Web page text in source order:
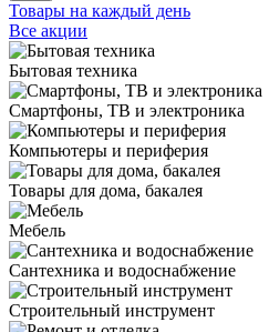
Товары на каждый день
Все акции
Бытовая техника
Смартфоны, ТВ и электроника
Компьютеры и периферия
Товары для дома, бакалея
Мебель
Сантехника и водоснабжение
Строительный инструмент